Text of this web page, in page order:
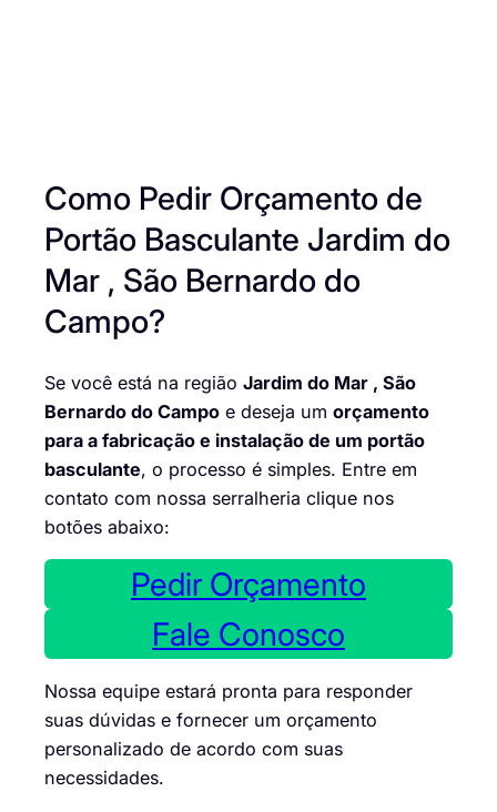
Como Pedir Orçamento de
Portão Basculante Jardim do
Mar , São Bernardo do
Campo?
Se você está na região Jardim do Mar , São
Bernardo do Campo e deseja um orçamento
para a fabricação e instalação de um portão
basculante, o processo é simples. Entre em
contato com nossa serralheria clique nos
botões abaixo:
Pedir Orçamento
Fale Conosco
Nossa equipe estará pronta para responder
suas dúvidas e fornecer um orçamento
personalizado de acordo com suas
necessidades.